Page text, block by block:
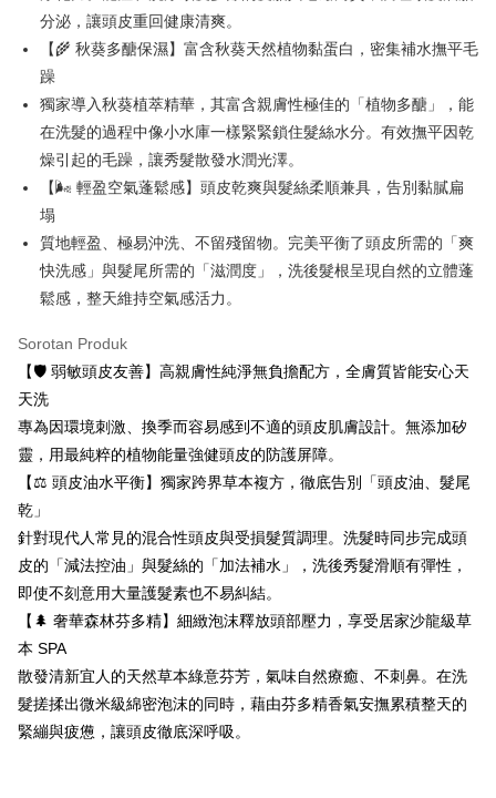
Google Pay
OP Pay Later
Deskripsi
[Terma Penggunaan untuk OP Pay Later]
Perkhidmatan ini disediakan oleh Taiwan Mobile dan tersedia untuk
pengguna Taiwan Mobile tanpa memerlukan permohonan tambahan.
akan mengarahkan anda secara automatik ke proses transaksi OP Pay
Later selepas pesanan dibuat. Anda perlu mengesahkan nombor telefon
akhir pembayaran. Transaksi akan dianggap selesai setelah pembayaran
Had kredit yang diluluskan, tempoh ansuran yang tersedia, dan yuran
yang dikenakan adalah tertakluk kepada maklumat yang dinyatakan
pada halaman pengesahan transaksi seterusnya.
Jika transaksi tidak disahkan dalam masa 30 minit selepas pesanan
akan dibatalkan secara automatik. Jika permohonan gagal pada
peringkat "semakan manual", ini bermakna kriteria pemarkahan sistem
tidak dipenuhi; butiran penilaian khusus tidak akan didedahkan.
[Arahan Pembayaran]
berasingan dan tidak termasuk dalam bil telekom anda. SMS peringatan
pembayaran akan dihantar selepas kitaran bil bulanan.
Selepas mengakses bil melalui pautan dalam SMS, anda boleh
menyelesaikan pembayaran anda melalui salah satu saluran berikut: kod
Pertama, Mengenai Perkhidmatan AFTEE Beli Sekarang Bayar Kemudian
1. Dengan memilih AFTEE sebagai kaedah pembayaran, mesej
pengesahan AFTEE akan muncul.
3. Tiada bayaran diperlukan apabila pesanan disahkan. Produk akan
4. Setelah pesanan disahkan, anda akan menerima SMS pembayaran
manakala ahli aplikasi akan menerima pemberitahuan tolak aplikasi
5. Tiada bayaran diperlukan apabila anda menerima produk. Sila buat
pembayaran di empat kedai serbaneka utama, ATM atau perbankan
dalam talian dengan SMS pembayaran atau pemberitahuan tolak aplikasi
AFTEE.
Sila ambil perhatian bahawa tempoh pembayaran adalah 14 hari. Walau
dan mendaftar sebagai ahli AFTEE boleh menikmati tempoh pembayaran
sehingga 45 hari.
Tempoh pembayaran dikira dari masa kedai meminta pembayaran anda,
ditambah dengan bilangan hari yang boleh dilanjutkan oleh AFTEE. Anda
boleh melanjutkan tempoh pembayaran anda sebelum anda menerima
pesanan. Walau bagaimanapun, tiada jaminan bahawa anda boleh
menerima pesanan anda semasa tempoh pembayaran (cth.: produk
prapesanan atau produk yang mungkin mengambil masa yang lebih
lama untuk dihantar). Oleh itu, anda dikehendaki membuat pembayaran
Pemindahan ATM
Pilihan Penghantaran
付款後全家取貨
NT$80/pesanan | Penghantaran percuma untuk pesanan
NT$999 atau lebih
7-11取貨付款
NT$80/pesanan | Penghantaran percuma untuk pesanan
NT$999 atau lebih
付款後7-11取貨
NT$80/pesanan | Penghantaran percuma untuk pesanan
NT$999 atau lebih
宅配
分泌，讓頭皮重回健康清爽。
【🌾 秋葵多醣保濕】富含秋葵天然植物黏蛋白，密集補水撫平毛
躁
獨家導入秋葵植萃精華，其富含親膚性極佳的「植物多醣」，能
在洗髮的過程中像小水庫一樣緊緊鎖住髮絲水分。有效撫平因乾
燥引起的毛躁，讓秀髮散發水潤光澤。
【🌬️ 輕盈空氣蓬鬆感】頭皮乾爽與髮絲柔順兼具，告別黏膩扁
塌
質地輕盈、極易沖洗、不留殘留物。完美平衡了頭皮所需的「爽
快洗感」與髮尾所需的「滋潤度」，洗後髮根呈現自然的立體蓬
鬆感，整天維持空氣感活力。
Sorotan Produk
【🛡️ 弱敏頭皮友善】高親膚性純淨無負擔配方，全膚質皆能安心天
天洗
專為因環境刺激、換季而容易感到不適的頭皮肌膚設計。無添加矽
靈，用最純粹的植物能量強健頭皮的防護屏障。
【⚖️ 頭皮油水平衡】獨家跨界草本複方，徹底告別「頭皮油、髮尾
乾」
針對現代人常見的混合性頭皮與受損髮質調理。洗髮時同步完成頭
皮的「減法控油」與髮絲的「加法補水」，洗後秀髮滑順有彈性，
即使不刻意用大量護髮素也不易糾結。
【🌲 奢華森林芬多精】細緻泡沫釋放頭部壓力，享受居家沙龍級草
本 SPA
散發清新宜人的天然草本綠意芬芳，氣味自然療癒、不刺鼻。在洗
髮搓揉出微米級綿密泡沫的同時，藉由芬多精香氣安撫累積整天的
緊繃與疲憊，讓頭皮徹底深呼吸。